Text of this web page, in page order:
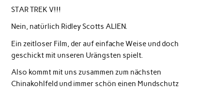
STAR TREK V!!!
Nein, natürlich Ridley Scotts ALIEN.
Ein zeitloser Film, der auf einfache Weise und doch
geschickt mit unseren Urängsten spielt.
Also kommt mit uns zusammen zum nächsten
Chinakohlfeld und immer schön einen Mundschutz